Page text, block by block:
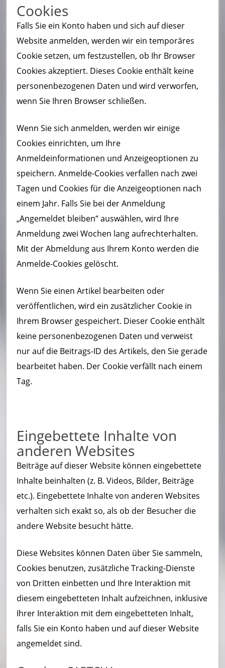
Cookies
Falls Sie ein Konto haben und sich auf dieser
Website anmelden, werden wir ein temporäres
Cookie setzen, um festzustellen, ob Ihr Browser
Cookies akzeptiert. Dieses Cookie enthält keine
personenbezogenen Daten und wird verworfen,
wenn Sie Ihren Browser schließen.
Wenn Sie sich anmelden, werden wir einige
Cookies einrichten, um Ihre
Anmeldeinformationen und Anzeigeoptionen zu
speichern. Anmelde-Cookies verfallen nach zwei
Tagen und Cookies für die Anzeigeoptionen nach
einem Jahr. Falls Sie bei der Anmeldung
„Angemeldet bleiben“ auswählen, wird Ihre
Anmeldung zwei Wochen lang aufrechterhalten.
Mit der Abmeldung aus Ihrem Konto werden die
Anmelde-Cookies gelöscht.
Wenn Sie einen Artikel bearbeiten oder
veröffentlichen, wird ein zusätzlicher Cookie in
Ihrem Browser gespeichert. Dieser Cookie enthält
keine personenbezogenen Daten und verweist
nur auf die Beitrags-ID des Artikels, den Sie gerade
bearbeitet haben. Der Cookie verfällt nach einem
Tag.
Eingebettete Inhalte von
anderen Websites
Beiträge auf dieser Website können eingebettete
Inhalte beinhalten (z. B. Videos, Bilder, Beiträge
etc.). Eingebettete Inhalte von anderen Websites
verhalten sich exakt so, als ob der Besucher die
andere Website besucht hätte.
Diese Websites können Daten über Sie sammeln,
Cookies benutzen, zusätzliche Tracking-Dienste
von Dritten einbetten und Ihre Interaktion mit
diesem eingebetteten Inhalt aufzeichnen, inklusive
Ihrer Interaktion mit dem eingebetteten Inhalt,
falls Sie ein Konto haben und auf dieser Website
angemeldet sind.